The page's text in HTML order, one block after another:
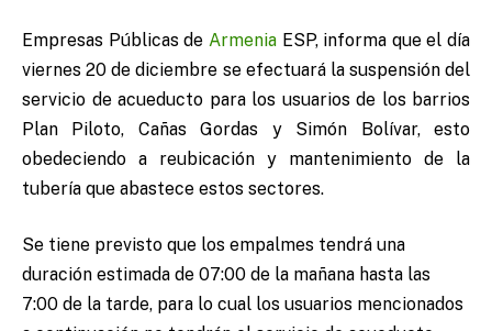
Empresas Públicas de ArmeniaESP, informa que el día
viernes 20 de diciembre se efectuará la suspensión del
servicio de acueducto para los usuarios de los barrios
Plan Piloto, Cañas Gordas y Simón Bolívar, esto
obedeciendo a reubicación y mantenimiento de la
tubería que abastece estos sectores.
Se tiene previsto que los empalmes tendrá una
duración estimada de 07:00 de la mañana hasta las
7:00 de la tarde, para lo cual los usuarios mencionados